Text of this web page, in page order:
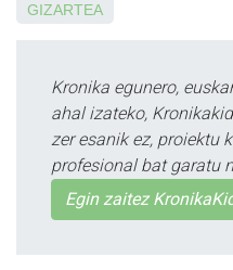
GIZARTEA
Kronika egunero,
ahal izateko,
zer esanik ez, proiektu
profesional bat garatu
Egin zaitez